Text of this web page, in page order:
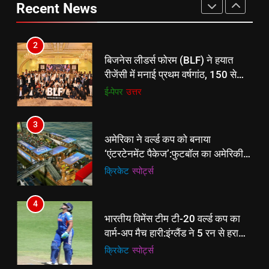
अधिक उद्योगपति एवं पेशेवर हुए शामिल
3
अमेरिका ने वर्ल्ड कप को बनाया
‘एंटरटेनमेंट पैकेज’:फुटबॉल का अमेरिकी
मेकओवर, कई मेगा कॉन्सर्ट; मशहूर हस्तियों
से प्रमोशन
क्रिकेट
4
भारतीय विमेंस टीम टी-20 वर्ल्ड कप का
वार्म-अप मैच हारी:इंग्लैंड ने 5 रन से हराया;
ऋचा घोष की फिफ्टी बेकार
क्रिकेट ‎स्पोर्ट्स
5
रूट 4 साल बाद इंग्लैंड की कप्तानी
करेंगे:नाइटक्लब केस के चलते स्टोक्स-
एटकिंसन दूसरे टेस्ट से बाहर; आर्चर की
वापसी
क्रिकेट ‎स्पोर्ट्स
Recent News
2
बिजनेस लीडर्स फोरम (BLF) ने हयात
रीजेंसी में मनाई प्रथम वर्षगांठ, 150 से
अधिक उद्योगपति एवं पेशेवर हुए शामिल
ई-पेपर उत्तर
3
अमेरिका ने वर्ल्ड कप को बनाया
‘एंटरटेनमेंट पैकेज’:फुटबॉल का अमेरिकी
मेकओवर, कई मेगा कॉन्सर्ट; मशहूर हस्तियों
क्रिकेट ‎स्पोर्ट्स
4
भारतीय विमेंस टीम टी-20 वर्ल्ड कप का
वार्म-अप मैच हारी:इंग्लैंड ने 5 रन से हराया;
ऋचा घोष की फिफ्टी बेकार
क्रिकेट ‎स्पोर्ट्स